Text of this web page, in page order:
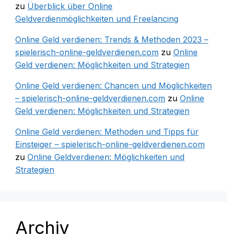
zu Überblick über Online
Geldverdienmöglichkeiten und Freelancing
Online Geld verdienen: Trends & Methoden 2023 –
spielerisch-online-geldverdienen.com zu Online
Geld verdienen: Möglichkeiten und Strategien
Online Geld verdienen: Chancen und Möglichkeiten
– spielerisch-online-geldverdienen.com zu Online
Geld verdienen: Möglichkeiten und Strategien
Online Geld verdienen: Methoden und Tipps für
Einsteiger – spielerisch-online-geldverdienen.com
zu Online Geldverdienen: Möglichkeiten und
Strategien
Archiv